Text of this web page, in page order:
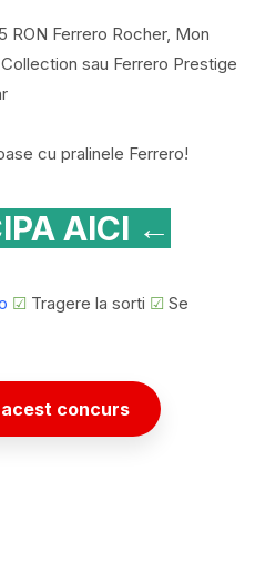
RON Ferrero Rocher, Mon
sau Ferrero Prestige
cu pralinele Ferrero!
AICI ←
☑ Tragere la sorti ☑ Se
concurs